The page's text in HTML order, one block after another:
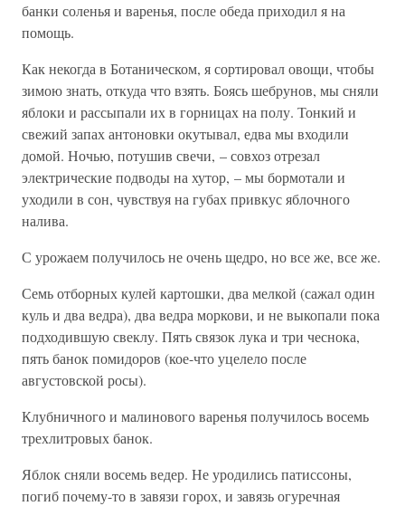
банки соленья и варенья, после обеда приходил я на
помощь.
Как некогда в Ботаническом, я сортировал овощи, чтобы
зимою знать, откуда что взять. Боясь шебрунов, мы сняли
яблоки и рассыпали их в горницах на полу. Тонкий и
свежий запах антоновки окутывал, едва мы входили
домой. Ночью, потушив свечи, – совхоз отрезал
электрические подводы на хутор, – мы бормотали и
уходили в сон, чувствуя на губах привкус яблочного
налива.
С урожаем получилось не очень щедро, но все же, все же.
Семь отборных кулей картошки, два мелкой (сажал один
куль и два ведра), два ведра моркови, и не выкопали пока
подходившую свеклу. Пять связок лука и три чеснока,
пять банок помидоров (кое-что уцелело после
августовской росы).
Клубничного и малинового варенья получилось восемь
трехлитровых банок.
Яблок сняли восемь ведер. Не уродились патиссоны,
погиб почему-то в завязи горох, и завязь огуречная